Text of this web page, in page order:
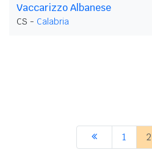
Vaccarizzo Albanese
CS - Calabria
1 2